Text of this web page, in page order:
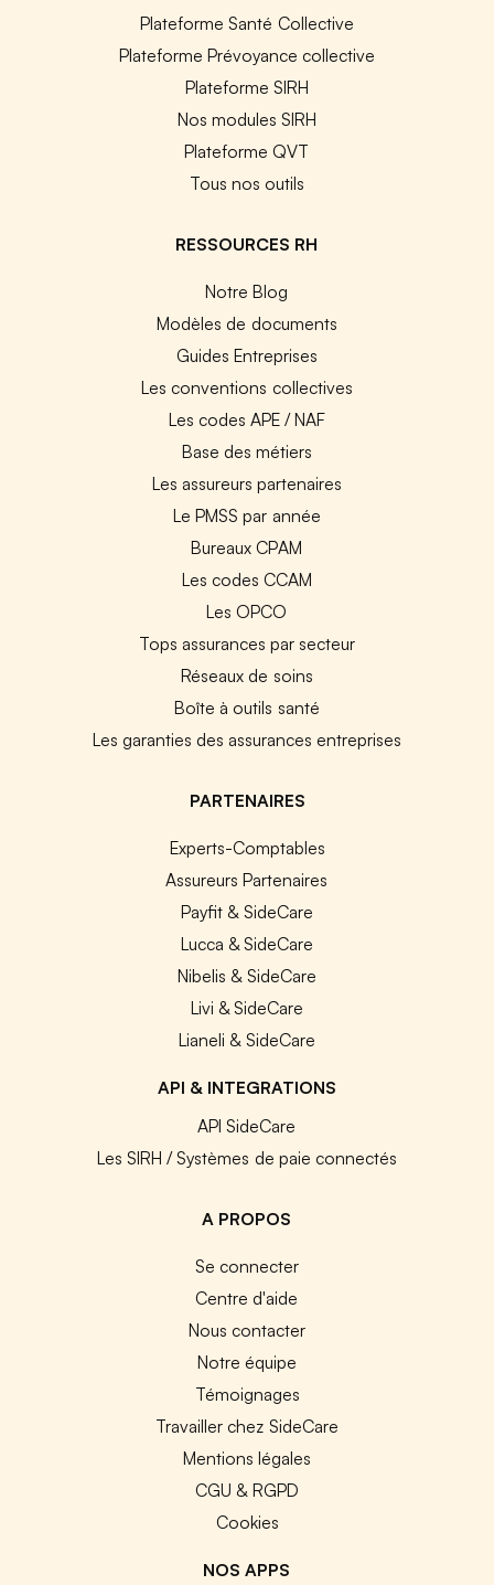
Plateforme Santé Collective
Plateforme Prévoyance collective
Plateforme SIRH
Nos modules SIRH
Plateforme QVT
Tous nos outils
RESSOURCES RH
Notre Blog
Modèles de documents
Guides Entreprises
Les conventions collectives
Les codes APE / NAF
Base des métiers
Les assureurs partenaires
Le PMSS par année
Bureaux CPAM
Les codes CCAM
Les OPCO
Tops assurances par secteur
Réseaux de soins
Boîte à outils santé
Les garanties des assurances entreprises
PARTENAIRES
Experts-Comptables
Assureurs Partenaires
Payfit & SideCare
Lucca & SideCare
Nibelis & SideCare
Livi & SideCare
Lianeli & SideCare
API & INTEGRATIONS
API SideCare
Les SIRH / Systèmes de paie connectés
A PROPOS
Se connecter
Centre d'aide
Nous contacter
Notre équipe
Témoignages
Travailler chez SideCare
Mentions légales
CGU & RGPD
Cookies
NOS APPS